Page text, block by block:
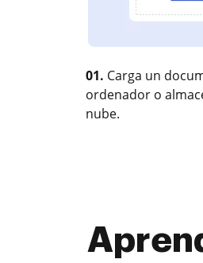
01. Carga un
ordenador o
nube.